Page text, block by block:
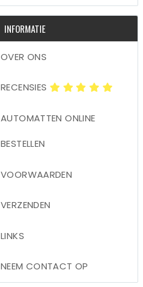
INFORMATIE
OVER ONS
RECENSIES
AUTOMATTEN ONLINE
BESTELLEN
VOORWAARDEN
VERZENDEN
LINKS
NEEM CONTACT OP